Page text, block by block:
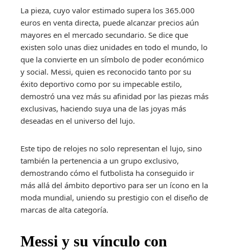
La pieza, cuyo valor estimado supera los 365.000
euros en venta directa, puede alcanzar precios aún
mayores en el mercado secundario. Se dice que
existen solo unas diez unidades en todo el mundo, lo
que la convierte en un símbolo de poder económico
y social. Messi, quien es reconocido tanto por su
éxito deportivo como por su impecable estilo,
demostró una vez más su afinidad por las piezas más
exclusivas, haciendo suya una de las joyas más
deseadas en el universo del lujo.
Este tipo de relojes no solo representan el lujo, sino
también la pertenencia a un grupo exclusivo,
demostrando cómo el futbolista ha conseguido ir
más allá del ámbito deportivo para ser un ícono en la
moda mundial, uniendo su prestigio con el diseño de
marcas de alta categoría.
Messi y su vínculo con